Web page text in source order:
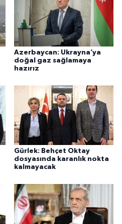
Azerbaycan: Ukrayna’ya
doğal gaz sağlamaya
hazırız
Gürlek: Behçet Oktay
dosyasında karanlık nokta
kalmayacak